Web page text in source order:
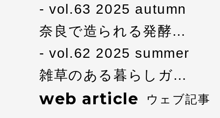
vol.63 2025 autumn
奈良で造られる発酵…
vol.62 2025 summer
雑草のある暮らしガ…
web article ウェブ記事